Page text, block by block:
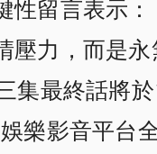
性留言表示
力， 而是
集最終話將
樂影音平台